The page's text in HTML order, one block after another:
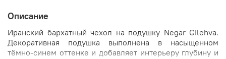
Описание
Иранский бархатный чехол на подушку Negar Gilehva.
Декоративная подушка выполнена в насыщенном
тёмно-синем оттенке и добавляет интерьеру глубину и